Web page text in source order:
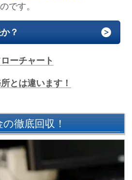
です。
？
ーチャート
とは違います！
徹底回収！